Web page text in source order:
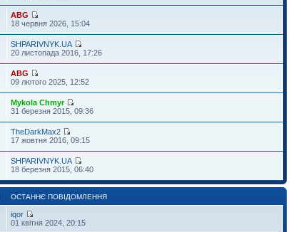
ABG
18 червня 2026, 15:04
SHPARIVNYK.UA
20 листопада 2016, 17:26
ABG
09 лютого 2025, 12:52
Mykola Chmyr
31 березня 2015, 09:36
TheDarkMax2
17 жовтня 2016, 09:15
SHPARIVNYK.UA
18 березня 2015, 06:40
ОСТАННЄ ПОВІДОМЛЕННЯ
iqor
01 квітня 2024, 20:15